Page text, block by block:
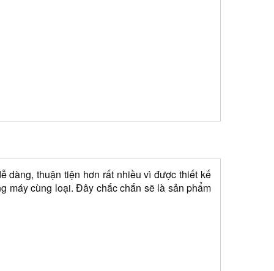
dàng, thuận tiện hơn rất nhiều vì được thiết kế
máy cùng loại. Đây chắc chắn sẽ là sản phẩm